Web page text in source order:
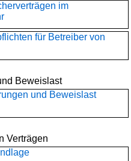
im
für Betreiber von
Beweislast
und Beweislast
Verträgen